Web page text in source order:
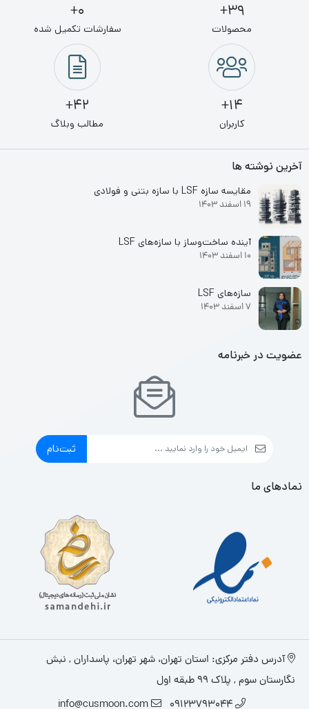
39+
محصولات
0+
سفارشات تکمیل شده
14+
کاربران
42+
مطالب وبلاگ
آخرین نوشته ها
مقایسه سازه LSF با سازه بتنی و فولادی
19 اسفند 1403
آینده ساخت‌وساز با سازه‌های LSF
10 اسفند 1403
سازه‌های LSF
7 اسفند 1403
عضویت در خبرنامه
ثبت‌نام
نمادهای ما
آدرس دفتر مرکزی: استان تهران، شهر تهران، پاسداران , نبش
نگارستان سوم , پلاک ۹۹ طبقه اول
09123793044
info@cusmoon.com